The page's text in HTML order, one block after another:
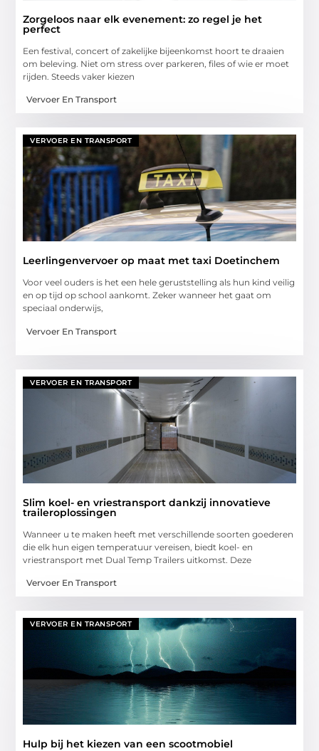
Zorgeloos naar elk evenement: zo regel je het
perfect
Een festival, concert of zakelijke bijeenkomst hoort te draaien
om beleving. Niet om stress over parkeren, files of wie er moet
rijden. Steeds vaker kiezen
Vervoer En Transport
VERVOER EN TRANSPORT
Leerlingenvervoer op maat met taxi Doetinchem
Voor veel ouders is het een hele geruststelling als hun kind veilig
en op tijd op school aankomt. Zeker wanneer het gaat om
speciaal onderwijs,
Vervoer En Transport
VERVOER EN TRANSPORT
Slim koel- en vriestransport dankzij innovatieve
traileroplossingen
Wanneer u te maken heeft met verschillende soorten goederen
die elk hun eigen temperatuur vereisen, biedt koel- en
vriestransport met Dual Temp Trailers uitkomst. Deze
Vervoer En Transport
VERVOER EN TRANSPORT
Hulp bij het kiezen van een scootmobiel